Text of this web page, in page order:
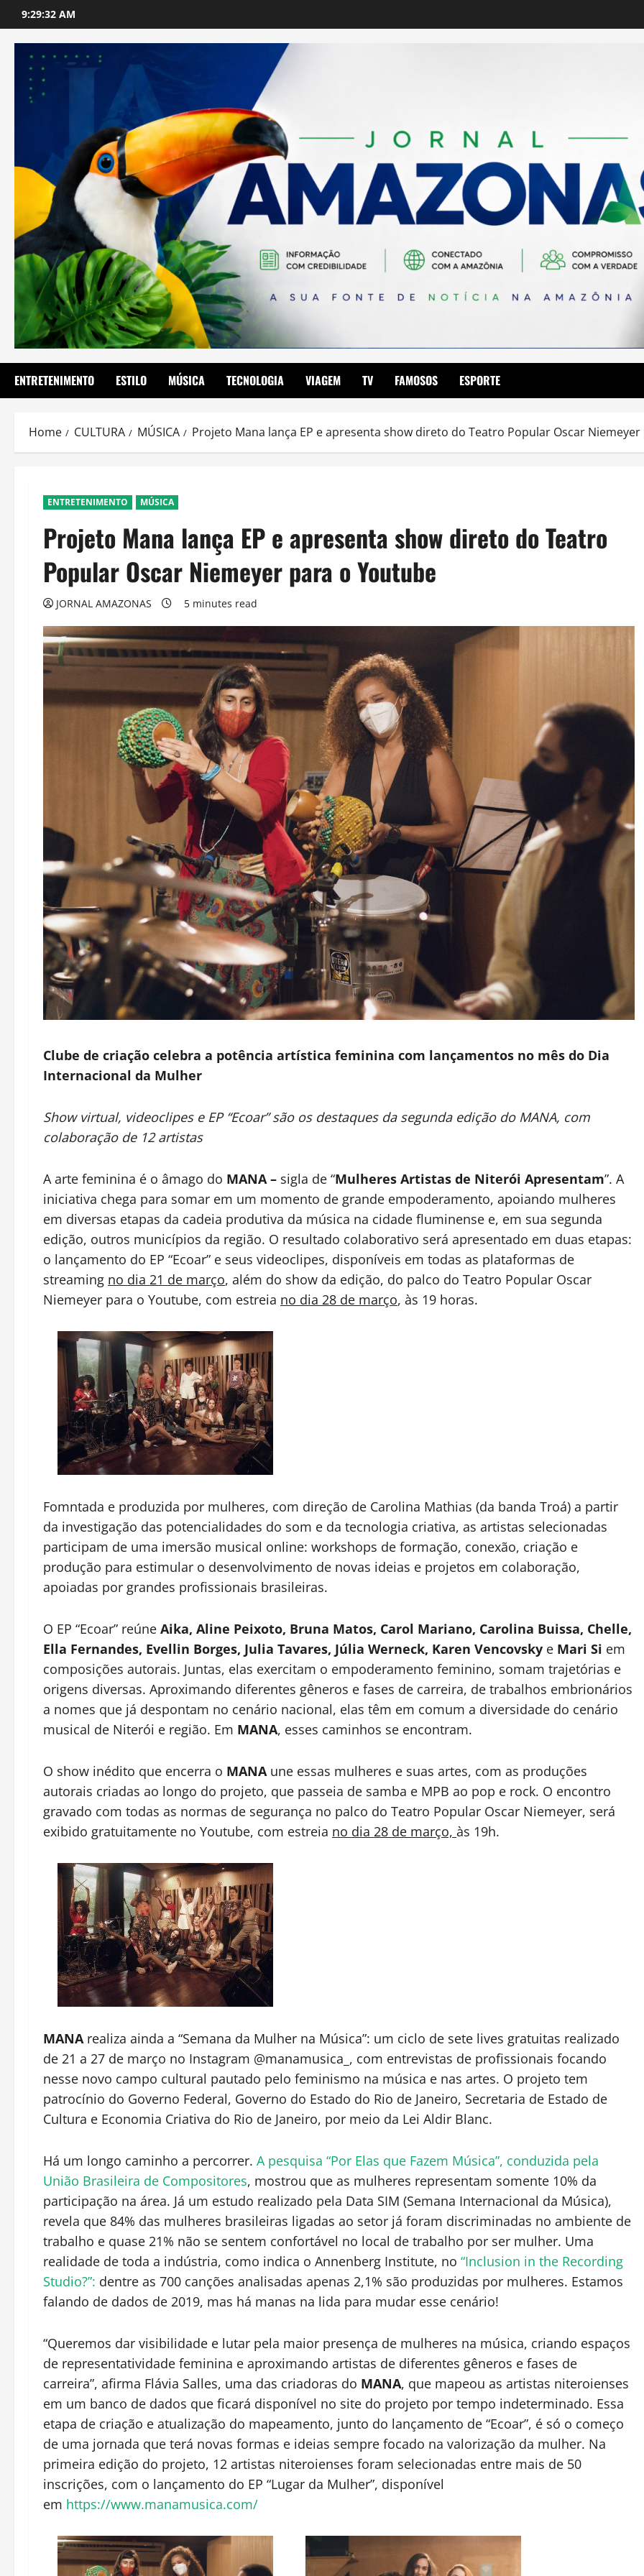
to
content
9:29:34 AM
ENTRETENIMENTO ESTILO MÚSICA TECNOLOGIA VIAGEM TV FAMOSOS ESPORTE
Home CULTURA MÚSICA Projeto Mana lança EP e apresenta show direto do Teatro Popular Oscar
ENTRETENIMENTO MÚSICA
Projeto Mana lança EP e apresenta show direto do Teatro
Popular Oscar Niemeyer para o Youtube
JORNAL AMAZONAS 5 minutes read
Clube de criação celebra a potência artística feminina com lançamentos no mês do Dia
Internacional da Mulher
Show virtual, videoclipes e EP “Ecoar” são os destaques da segunda edição do MANA, com
colaboração de 12 artistas
A arte feminina é o âmago do MANA – sigla de “Mulheres Artistas de Niterói Apresentam”. A
iniciativa chega para somar em um momento de grande empoderamento, apoiando mulheres
em diversas etapas da cadeia produtiva da música na cidade fluminense e, em sua segunda
edição, outros municípios da região. O resultado colaborativo será apresentado em duas etapas:
o lançamento do EP “Ecoar” e seus videoclipes, disponíveis em todas as plataformas de
streaming no dia 21 de março, além do show da edição, do palco do Teatro Popular Oscar
Niemeyer para o Youtube, com estreia no dia 28 de março, às 19 horas.
Fomntada e produzida por mulheres, com direção de Carolina Mathias (da banda Troá) a partir
da investigação das potencialidades do som e da tecnologia criativa, as artistas selecionadas
participam de uma imersão musical online: workshops de formação, conexão, criação e
produção para estimular o desenvolvimento de novas ideias e projetos em colaboração,
apoiadas por grandes profissionais brasileiras.
O EP “Ecoar” reúne Aika, Aline Peixoto, Bruna Matos, Carol Mariano, Carolina Buissa, Chelle,
Ella Fernandes, Evellin Borges, Julia Tavares, Júlia Werneck, Karen Vencovsky e Mari Si em
composições autorais. Juntas, elas exercitam o empoderamento feminino, somam trajetórias e
origens diversas. Aproximando diferentes gêneros e fases de carreira, de trabalhos embrionários
a nomes que já despontam no cenário nacional, elas têm em comum a diversidade do cenário
musical de Niterói e região. Em MANA, esses caminhos se encontram.
O show inédito que encerra o MANA une essas mulheres e suas artes, com as produções
autorais criadas ao longo do projeto, que passeia de samba e MPB ao pop e rock. O encontro
gravado com todas as normas de segurança no palco do Teatro Popular Oscar Niemeyer, será
exibido gratuitamente no Youtube, com estreia no dia 28 de março, às 19h.
MANA realiza ainda a “Semana da Mulher na Música”: um ciclo de sete lives gratuitas realizado
de 21 a 27 de março no Instagram @manamusica_, com entrevistas de profissionais focando
nesse novo campo cultural pautado pelo feminismo na música e nas artes. O projeto tem
patrocínio do Governo Federal, Governo do Estado do Rio de Janeiro, Secretaria de Estado de
Cultura e Economia Criativa do Rio de Janeiro, por meio da Lei Aldir Blanc.
Há um longo caminho a percorrer. A pesquisa “Por Elas que Fazem Música”, conduzida pela
União Brasileira de Compositores, mostrou que as mulheres representam somente 10% da
participação na área. Já um estudo realizado pela Data SIM (Semana Internacional da Música),
revela que 84% das mulheres brasileiras ligadas ao setor já foram discriminadas no ambiente de
trabalho e quase 21% não se sentem confortável no local de trabalho por ser mulher. Uma
realidade de toda a indústria, como indica o Annenberg Institute, no “Inclusion in the Recording
Studio?”: dentre as 700 canções analisadas apenas 2,1% são produzidas por mulheres. Estamos
falando de dados de 2019, mas há manas na lida para mudar esse cenário!
“Queremos dar visibilidade e lutar pela maior presença de mulheres na música, criando espaços
de representatividade feminina e aproximando artistas de diferentes gêneros e fases de
carreira”, afirma Flávia Salles, uma das criadoras do MANA, que mapeou as artistas niteroienses
em um banco de dados que ficará disponível no site do projeto por tempo indeterminado. Essa
etapa de criação e atualização do mapeamento, junto do lançamento de “Ecoar”, é só o começo
de uma jornada que terá novas formas e ideias sempre focado na valorização da mulher. Na
primeira edição do projeto, 12 artistas niteroienses foram selecionadas entre mais de 50
inscrições, com o lançamento do EP “Lugar da Mulher”, disponível
em https://www.manamusica.com/